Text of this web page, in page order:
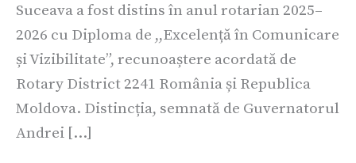
Suceava a fost distins în anul rotarian 2025–
2026 cu Diploma de ,,Excelență în Comunicare
și Vizibilitate”, recunoaștere acordată de
Rotary District 2241 România și Republica
Moldova. Distincția, semnată de Guvernatorul
Andrei […]